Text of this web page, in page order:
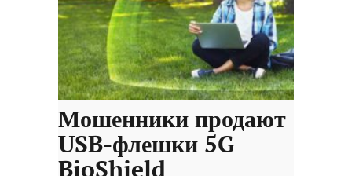
Мошенники продают
USB-флешки 5G